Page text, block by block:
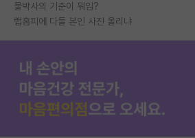
물박사의 기준이 뭐임?
랩홈피에 다들 본인 사진 올리냐